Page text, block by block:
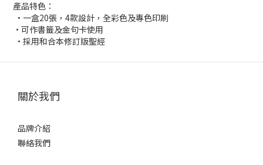
產品特色：
•一盒20張，4款設計，全彩色及專色印刷
•可作書籤及金句卡使用
•採用和合本修訂版聖經
關於我們
品牌介紹
聯絡我們